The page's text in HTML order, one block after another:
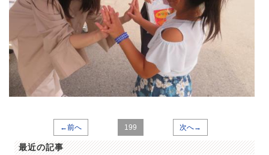
←前へ 199 次へ→
最近の記事